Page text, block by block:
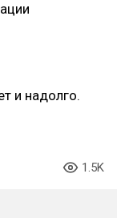
и надолго.
1.5K